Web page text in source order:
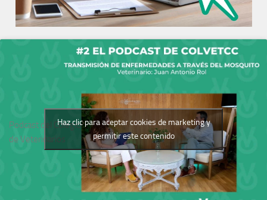
Podcast del Colegio
de Veterinarios
Haz clic para aceptar cookies de marketing y
permitir este contenido